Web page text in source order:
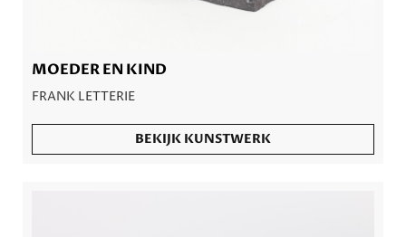
MOEDER EN KIND
FRANK LETTERIE
BEKIJK KUNSTWERK